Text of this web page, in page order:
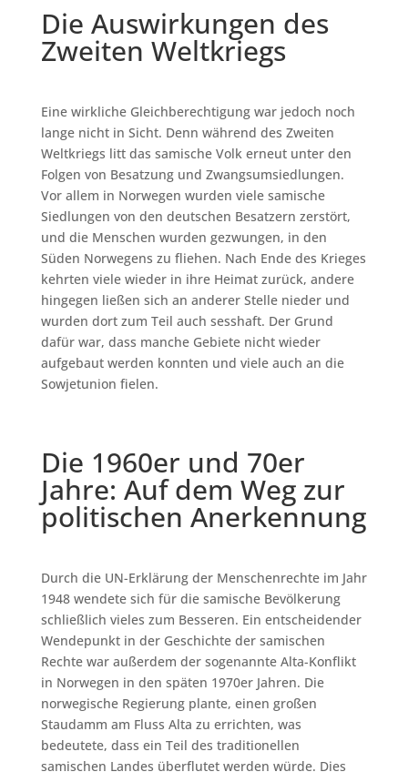
Die Auswirkungen des
Zweiten Weltkriegs
Eine wirkliche Gleichberechtigung war jedoch noch
lange nicht in Sicht. Denn während des Zweiten
Weltkriegs litt das samische Volk erneut unter den
Folgen von Besatzung und Zwangsumsiedlungen.
Vor allem in Norwegen wurden viele samische
Siedlungen von den deutschen Besatzern zerstört,
und die Menschen wurden gezwungen, in den
Süden Norwegens zu fliehen. Nach Ende des Krieges
kehrten viele wieder in ihre Heimat zurück, andere
hingegen ließen sich an anderer Stelle nieder und
wurden dort zum Teil auch sesshaft. Der Grund
dafür war, dass manche Gebiete nicht wieder
aufgebaut werden konnten und viele auch an die
Sowjetunion fielen.
Die 1960er und 70er
Jahre: Auf dem Weg zur
politischen Anerkennung
Durch die UN-Erklärung der Menschenrechte im Jahr
1948 wendete sich für die samische Bevölkerung
schließlich vieles zum Besseren. Ein entscheidender
Wendepunkt in der Geschichte der samischen
Rechte war außerdem der sogenannte Alta-Konflikt
in Norwegen in den späten 1970er Jahren. Die
norwegische Regierung plante, einen großen
Staudamm am Fluss Alta zu errichten, was
bedeutete, dass ein Teil des traditionellen
samischen Landes überflutet werden würde. Dies